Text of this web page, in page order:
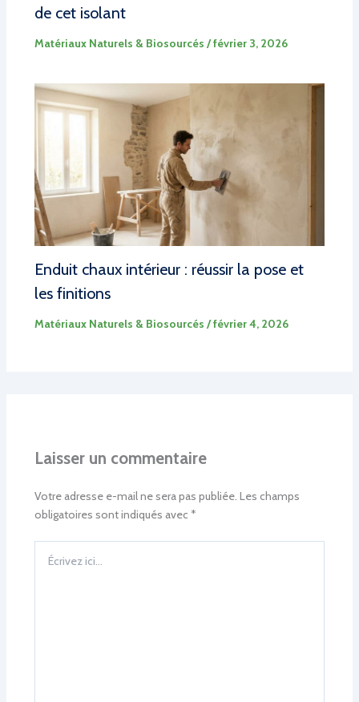
de cet isolant
Matériaux Naturels & Biosourcés /février 3, 2026
Enduit chaux intérieur : réussir la pose et
les finitions
Matériaux Naturels & Biosourcés /février 4, 2026
Laisser un commentaire
Votre adresse e-mail ne sera pas publiée. Les champs
obligatoires sont indiqués avec *
ici…